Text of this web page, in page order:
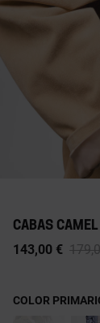
CABAS
143,00 € Price
COLOR